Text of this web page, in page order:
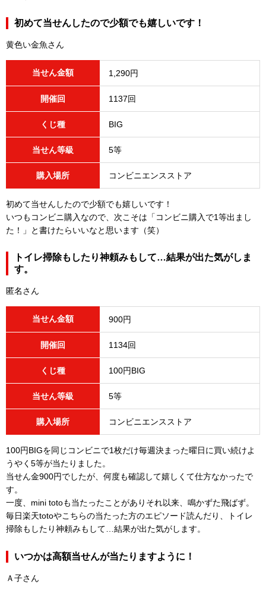
初めて当せんしたので少額でも嬉しいです！
黄色い金魚さん
当せん金額 1,290円
開催回 1137回
くじ種 BIG
当せん等級 5等
購入場所 コンビニエンスストア
初めて当せんしたので少額でも嬉しいです！
いつもコンビニ購入なので、次こそは「コンビニ購入で1等出まし
た！」と書けたらいいなと思います（笑）
トイレ掃除もしたり神頼みもして…結果が出た気がしま
す。
匿名さん
当せん金額 900円
開催回 1134回
くじ種 100円BIG
当せん等級 5等
購入場所 コンビニエンスストア
100円BIGを同じコンビニで1枚だけ毎週決まった曜日に買い続けよ
うやく5等が当たりました。
当せん金900円でしたが、何度も確認して嬉しくて仕方なかったで
す。
一度、mini totoも当たったことがありそれ以来、鳴かずた飛ばず。
毎日楽天totoやこちらの当たった方のエピソード読んだり、トイレ
掃除もしたり神頼みもして…結果が出た気がします。
いつかは高額当せんが当たりますように！
Ａ子さん